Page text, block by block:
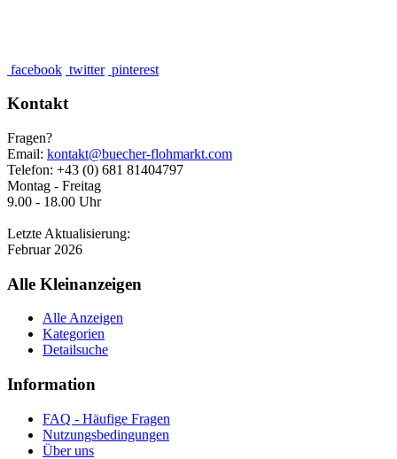
facebook twitter pinterest
Kontakt
Fragen?
Email: kontakt@buecher-flohmarkt.com
Telefon: +43 (0) 681 81404797
Montag - Freitag
9.00 - 18.00 Uhr
Letzte Aktualisierung:
Februar 2026
Alle Kleinanzeigen
Alle Anzeigen
Kategorien
Detailsuche
Information
FAQ - Häufige Fragen
Nutzungsbedingungen
Über uns